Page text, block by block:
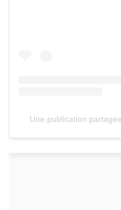
Une publication